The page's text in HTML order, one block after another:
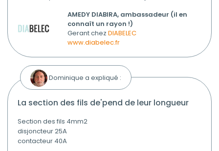
AMEDY DIABIRA, ambassadeur (il en
connaît un rayon !)
Gerant chez DIABELEC
www.diabelec.fr
Dominique a expliqué :
la section des fils de'pend de leur longueur
Section des fils 4mm2
disjoncteur 25A
contacteur 40A